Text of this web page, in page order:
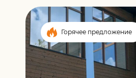
Горячее предложение